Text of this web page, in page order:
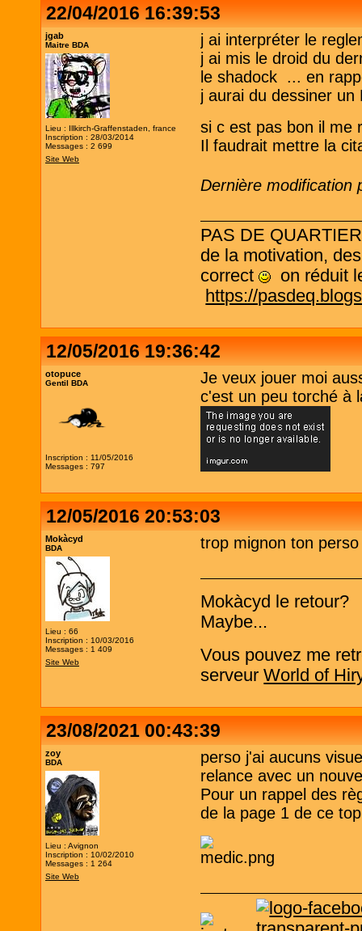
22/04/2016 16:39:53
jgab
Maitre BDA
Lieu : Illkirch-Graffenstaden, france
Inscription : 28/03/2014
Messages : 2 699
Site Web
j ai interpréter le
j ai mis le droid du
le shadock ... en
j aurai du dessiner
si c est pas bon il me
Il faudrait mettre la
Dernière modification
PAS DE
de la motivation,
correct
on réduit
https://
12/05/2016 19:36:42
otopuce
Gentil BDA
Inscription : 11/05/2016
Messages : 797
Je veux jouer moi
c'est un peu torché à
12/05/2016 20:53:03
Mokàcyd
BDA
Lieu : 66
Inscription : 10/03/2016
Messages : 1 409
Site Web
trop mignon ton
Mokàcyd le retour?
Maybe...
Vous pouvez me
serveurWorld of
23/08/2021 00:43:39
zoy
BDA
Lieu : Avignon
Inscription : 10/02/2010
Messages : 1 264
Site Web
perso j'ai aucuns
relance avec un
Pour un rappel des
de la page 1 de ce